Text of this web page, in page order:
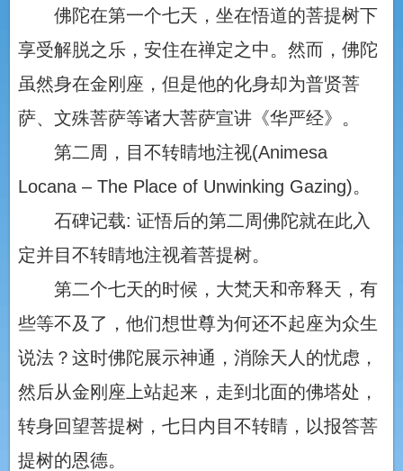
佛陀在第一个七天，坐在悟道的菩提树下
享受解脱之乐，安住在禅定之中。然而，佛陀
虽然身在金刚座，但是他的化身却为普贤菩
萨、文殊菩萨等诸大菩萨宣讲《华严经》。
第二周，目不转睛地注视(Animesa
Locana – The Place of Unwinking Gazing)。
石碑记载: 证悟后的第二周佛陀就在此入
定并目不转睛地注视着菩提树。
第二个七天的时候，大梵天和帝释天，有
些等不及了，他们想世尊为何还不起座为众生
说法？这时佛陀展示神通，消除天人的忧虑，
然后从金刚座上站起来，走到北面的佛塔处，
转身回望菩提树，七日内目不转睛，以报答菩
提树的恩德。